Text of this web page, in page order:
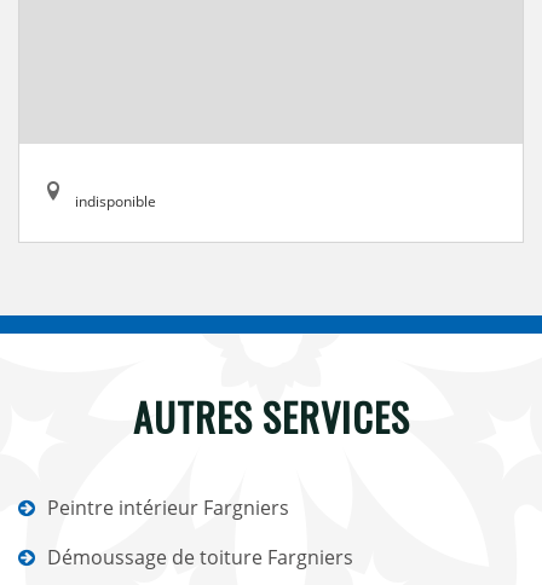
indisponible
AUTRES SERVICES
Peintre intérieur Fargniers
Démoussage de toiture Fargniers